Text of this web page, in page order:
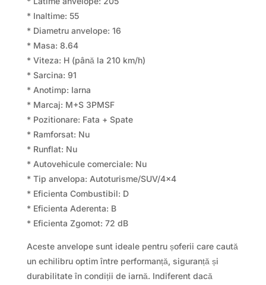
* Inaltime: 55
* Diametru anvelope: 16
* Masa: 8.64
* Viteza: H (până la 210 km/h)
* Sarcina: 91
* Anotimp: Iarna
* Marcaj: M+S 3PMSF
* Pozitionare: Fata + Spate
* Ramforsat: Nu
* Runflat: Nu
* Autovehicule comerciale: Nu
* Tip anvelopa: Autoturisme/SUV/4×4
* Eficienta Combustibil: D
* Eficienta Aderenta: B
* Eficienta Zgomot: 72 dB
Aceste anvelope sunt ideale pentru șoferii care caută
un echilibru optim între performanță, siguranță și
durabilitate în condiții de iarnă. Indiferent dacă